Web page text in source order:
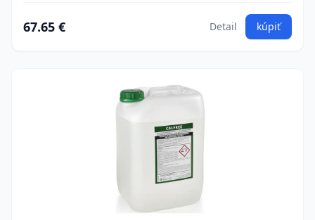
67.65 € Detail kúpiť